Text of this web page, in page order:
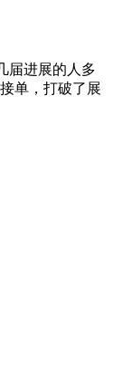
届进展的人多
单，打破了展